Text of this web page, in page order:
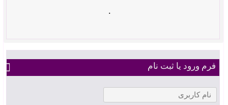
.
فرم ورود یا ثبت نام